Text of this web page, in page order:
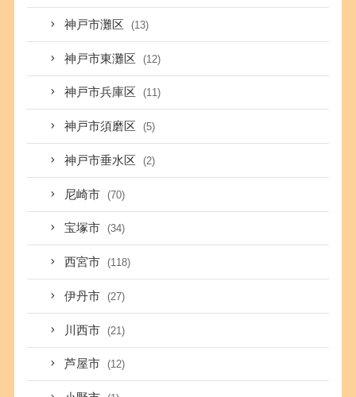
神戸市灘区 (13)
神戸市東灘区 (12)
神戸市兵庫区 (11)
神戸市須磨区 (5)
神戸市垂水区 (2)
尼崎市 (70)
宝塚市 (34)
西宮市 (118)
伊丹市 (27)
川西市 (21)
芦屋市 (12)